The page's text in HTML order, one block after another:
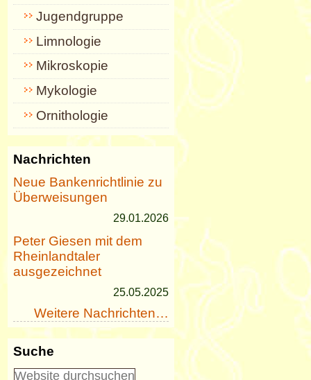
Jugendgruppe
Limnologie
Mikroskopie
Mykologie
Ornithologie
Nachrichten
Neue Bankenrichtlinie zu
Überweisungen
29.01.2026
Peter Giesen mit dem
Rheinlandtaler
ausgezeichnet
25.05.2025
Weitere Nachrichten…
Suche